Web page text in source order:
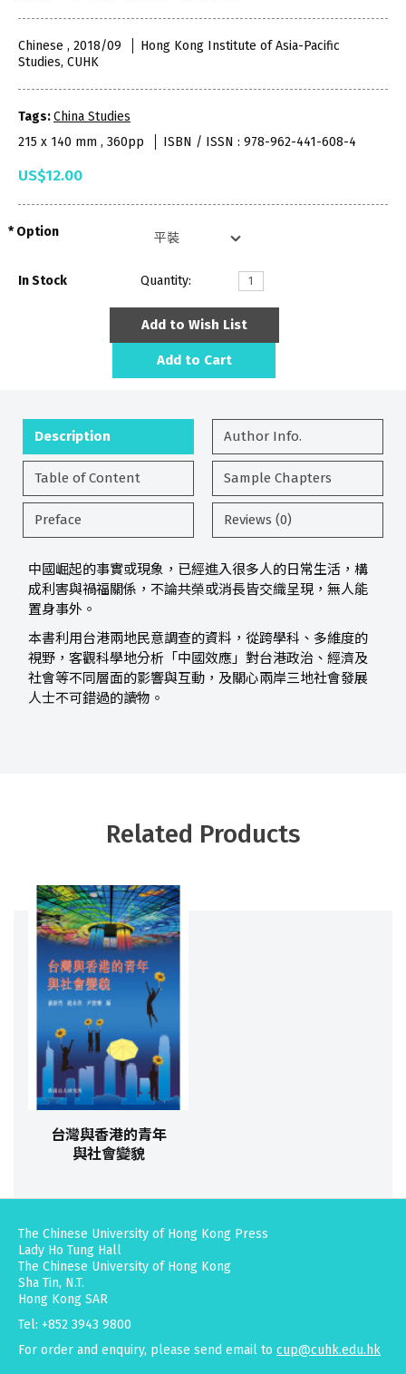
Chinese , 2018/09
Hong Kong Institute of Asia-Pacific
Studies, CUHK
Tags:China Studies
215 x 140 mm , 360pp
ISBN / ISSN : 978-962-441-608-4
US$12.00
Option
In Stock Quantity:
Add to Wish List
Add to Cart
Description Author Info.
Table of Content Sample Chapters
Preface Reviews (0)
中國崛起的事實或現象，已經進入很多人的日常生活，構
成利害與禍福關係，不論共榮或消長皆交織呈現，無人能
置身事外。
本書利用台港兩地民意調查的資料，從跨學科、多維度的
視野，客觀科學地分析「中國效應」對台港政治、經濟及
社會等不同層面的影響與互動，及關心兩岸三地社會發展
人士不可錯過的讀物。
Related Products
台灣與香港的青年
與社會變貌
The Chinese University of Hong Kong Press
Lady Ho Tung Hall
The Chinese University of Hong Kong
Sha Tin, N.T.
Hong Kong SAR
Tel: +852 3943 9800
For order and enquiry, please send email to cup@cuhk.edu.hk